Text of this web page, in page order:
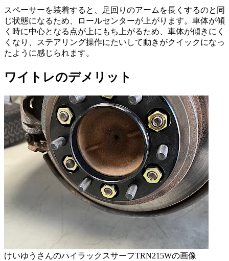
スペーサーを装着すると、足回りのアームを長くするのと同
じ状態になるため、ロールセンターが上がります。車体が傾
く時に中心となる点が上にもち上がるため、車体が傾きにく
くなり、ステアリング操作にたいして動きがクイックになっ
たように感じられます。
ワイトレのデメリット
けいゆうさんのハイラックスサーフTRN215Wの画像